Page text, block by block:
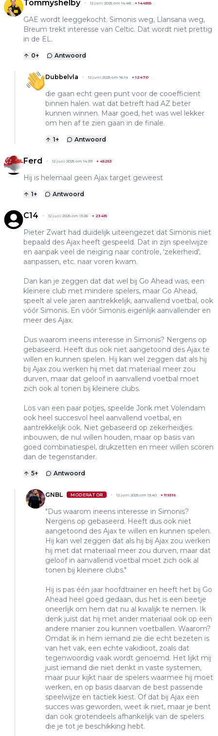
Tommyshelby 12 juni 2025 om 14:48 +144555
GAE wordt leeggekocht. Simonis weg, Llansana weg,
Breum trekt interesse van Celtic. Dat wordt niet prettig
in de EL.
0+ Antwoord
Dubbelvla 12 juni 2025 om 16:14 +12470
die gaan echt geen punt voor de cooefficient
binnen halen. wat dat betreft had AZ beter
kunnen winnen. Maar goed, het was wel lekker
om hen af te zien gaan in de finale.
1+ Antwoord
Ferd 12 juni 2025 om 14:39 + 45253
Hij is helemaal geen Ajax target geweest
1+ Antwoord
C14 12 juni 2025 om 13:26 + 23415
Pieter Zwart had duidelijk uiteengezet dat Simonis niet
bepaald des Ajax heeft gespeeld. Dat in zijn speelwijze
en aanpak veel de neiging naar controle, 'zekerheid',
aanpassen, etc. naar voren kwam.
Dan kan je zeggen dat dat wel bij Go Ahead was, een
kleinere club met mindere spelers, maar Go Ahead,
speelt al vele jaren aantrekkelijk, aanvallend voetbal, ook
vóór Simonis. En vóór Simonis eigenlijk aanvallender en
meer des Ajax.
Dus waarom ineens interesse in Simonis? Nergens op
gebaseerd. Heeft dus ook niet aangetoond des Ajax te
willen en kunnen spelen. Hij kan wel zeggen dat als hij
bij Ajax zou werken hij met dat materiaal meer zou
durven, maar dat geloof in aanvallend voetbal moet
zich ook al tonen bij kleinere clubs.
Los van een paar potjes, speelde Jonk met Volendam
ook heel succesvol heel aanvallend voetbal, en
aantrekkelijk ook. Niet gebaseerd op zekerheidjes
inbouwen, de nul willen houden, maar op basis van
goed combinatiespel, drukzetten en meer willen scoren
dan de tegenstander.
5+ Antwoord
GNBL MODERATOR 12 juni 2025 om 13:40 +119316
"Dus waarom ineens interesse in Simonis?
Nergens op gebaseerd. Heeft dus ook niet
aangetoond des Ajax te willen en kunnen spelen.
Hij kan wel zeggen dat als hij bij Ajax zou werken
hij met dat materiaal meer zou durven, maar dat
geloof in aanvallend voetbal moet zich ook al
tonen bij kleinere clubs."
Hij is pas één jaar hoofdtrainer en heeft het bij Go
Ahead heel goed gedaan, dus het is een beetje
oneerlijk om hem dat nu al kwalijk te nemen. Ik
denk juist dat hij met ander materiaal ook op een
andere manier zou kunnen voetballen. Waarom?
Omdat ik in hem iemand zie die echt bezeten is
van het vak, een echte vakidioot, zoals dat
tegenwoordig vaak wordt genoemd. Het lijkt mij
juist iemand die niet denkt in vaste systemen,
maar puur kijkt naar de spelers waarmee hij moet
werken, en op basis daarvan de best passende
speelwijze en tactiek kiest. Of dat bij Ajax een
succes was geworden, weet ik niet, maar je bent
dan ook grotendeels afhankelijk van de spelers
die je tot je beschikking hebt.